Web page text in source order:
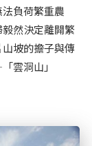
負荷繁重農
然決定離開繁
坡的擔子與傳
雲洞山」